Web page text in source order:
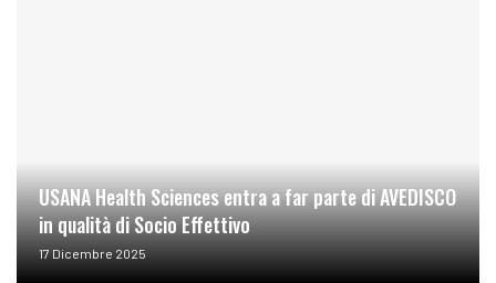
USANA Health Sciences entra a far parte di AVEDISCO
in qualità di Socio Effettivo
17 Dicembre 2025